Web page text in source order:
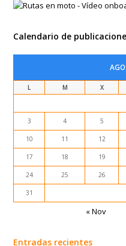
Calendario de
L M X
3 4 5
10 11 12
17 18 19
24 25 26
31
« Nov
Entradas recientes